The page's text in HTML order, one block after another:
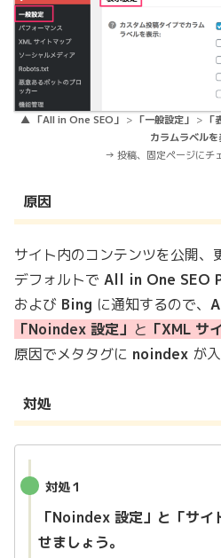
▲ 「All in One SEO」 > 「一般設定」 > 「
カラムラベルを
→ 投稿、固定ページにチ
原因
サイト内のコンテンツを公開、
デフォルトで All in One SEO
および Bing に通知するので、
「Noindex 設定」 と 「XML サ
原因でメタタグに noindex が
対処
対処１
「Noindex 設定」 と 「サイ
せましょう。